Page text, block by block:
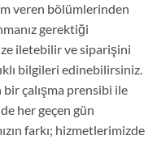
veren bölümlerinden
gerektiği
iletebilir ve siparişini
bilgileri edinebilirsiniz.
çalışma prensibi ile
her geçen gün
farkı; hizmetlerimizde